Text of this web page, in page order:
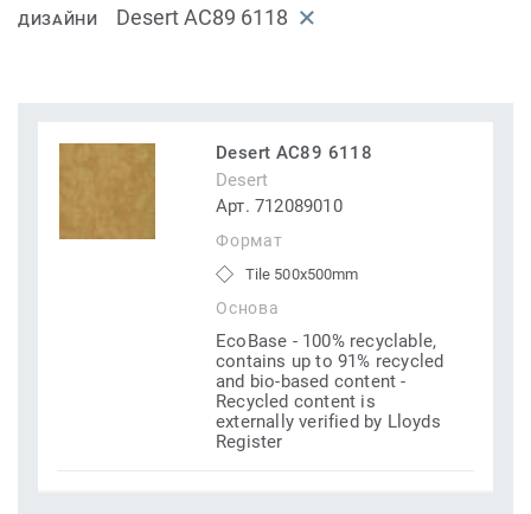
ДИЗАЙНИ Desert AC89 6118
Desert AC89 6118
Desert
Арт. 712089010
Формат
Tile 500x500mm
Основа
EcoBase - 100% recyclable,
contains up to 91% recycled
and bio-based content -
Recycled content is
externally verified by Lloyds
Register